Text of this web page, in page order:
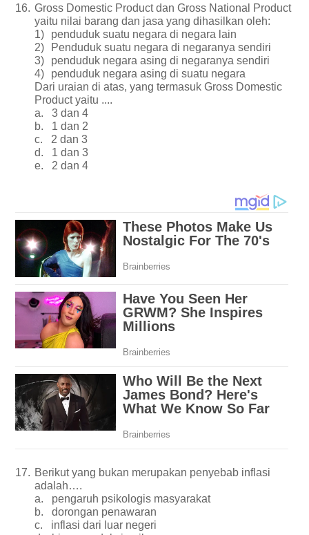
16. Gross Domestic Product dan Gross National Product
yaitu nilai barang dan jasa yang dihasilkan oleh:
1)
penduduk suatu negara di negara lain
2)
Penduduk suatu negara di negaranya sendiri
3)
penduduk negara asing di negaranya sendiri
4)
penduduk negara asing di suatu negara
Dari uraian di atas, yang termasuk Gross Domestic
Product yaitu ....
a.
3 dan 4
b.
1 dan 2
c.
2 dan 3
d.
1 dan 3
e.
2 dan 4
17. Berikut yang bukan merupakan penyebab inflasi
adalah….
a.
pengaruh psikologis masyarakat
b.
dorongan penawaran
c.
inflasi dari luar negeri